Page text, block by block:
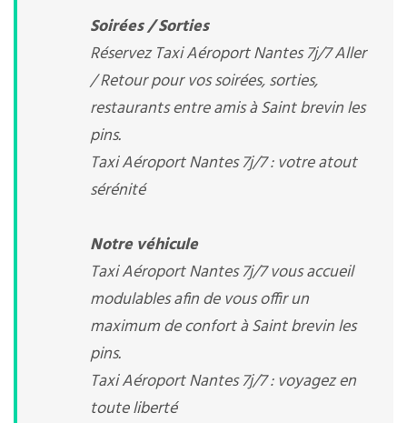
Soirées / Sorties
Réservez Taxi Aéroport Nantes 7j/7 Aller
/ Retour pour vos soirées, sorties,
restaurants entre amis à Saint brevin les
pins.
Taxi Aéroport Nantes 7j/7 : votre atout
sérénité
Notre véhicule
Taxi Aéroport Nantes 7j/7 vous accueil
modulables afin de vous offir un
maximum de confort à Saint brevin les
pins.
Taxi Aéroport Nantes 7j/7 : voyagez en
toute liberté